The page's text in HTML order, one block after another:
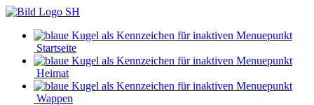
Startseite
Heimat
Wappen